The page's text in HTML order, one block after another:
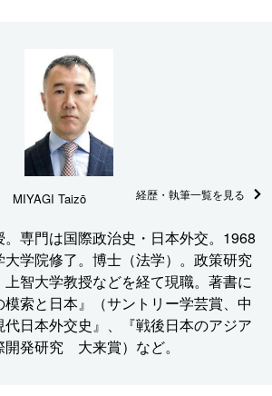
MIYAGI Taizō 経歴・執筆一覧を見る
専門は国際政治史・日本外交。1968
学院修了。博士（法学）。政策研究
智大学教授などを経て現職。著書に
模索と日本』（サントリー学芸賞、中
日本外交史』、『戦後日本のアジア
発研究 大来賞）など。